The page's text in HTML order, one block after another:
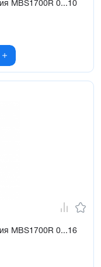
MBS1700R 0...10
MBS1700R 0...16